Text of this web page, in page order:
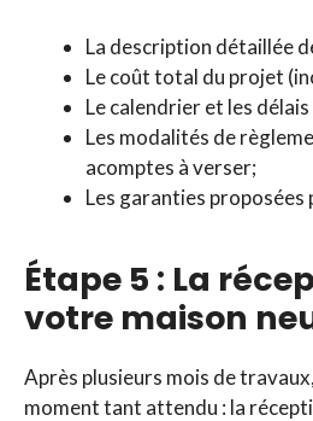
La description détaillée
Le coût total du projet
Le calendrier et les
Les modalités de
acomptes à verser;
Les garanties
Étape 5 : La
votre maison
Après plusieurs mois de
moment tant attendu : la